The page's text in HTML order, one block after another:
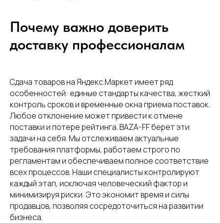
Почему важно доверить
доставку профессионалам
Сдача товаров на Яндекс.Маркет имеет ряд
особенностей: единые стандарты качества, жесткий
контроль сроков и временные окна приема поставок.
Любое отклонение может привести к отмене
поставки и потере рейтинга. BAZA-FF берет эти
задачи на себя. Мы отслеживаем актуальные
требования платформы, работаем строго по
регламентам и обеспечиваем полное соответствие
всех процессов. Наши специалисты контролируют
каждый этап, исключая человеческий фактор и
минимизируя риски. Это экономит время и силы
продавцов, позволяя сосредоточиться на развитии
бизнеса.